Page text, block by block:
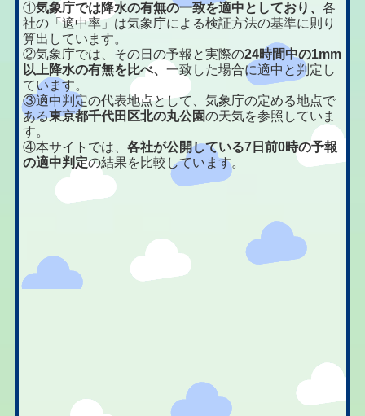
①気象庁では降水の有無の一致を適中としており、各
社の「適中率」は気象庁による検証方法の基準に則り
算出しています。
②気象庁では、その日の予報と実際の24時間中の1mm
以上降水の有無を比べ、一致した場合に適中と判定し
ています。
③適中判定の代表地点として、気象庁の定める地点で
ある東京都千代田区北の丸公園の天気を参照していま
す。
④本サイトでは、各社が公開している7日前0時の予報
の適中判定の結果を比較しています。